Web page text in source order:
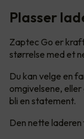
Plasser
Zaptec Go er
størrelse med et
Du kan velge en
omgivelsene,
bli en statement.
Den nette laderen